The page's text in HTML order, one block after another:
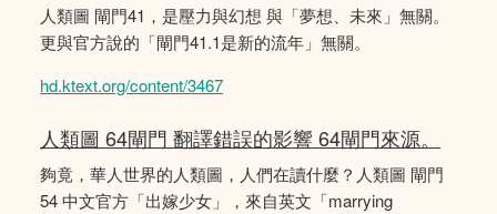
人類圖 閘門41，是壓力與幻想 與「夢想、未來」無關。
更與官方說的「閘門41.1是新的流年」無關。
hd.ktext.org/content/3467
人類圖 64閘門 翻譯錯誤的影響 64閘門來源。
夠竟，華人世界的人類圖，人們在讀什麼？人類圖 閘門
54 中文官方「出嫁少女」，來自英文「marrying